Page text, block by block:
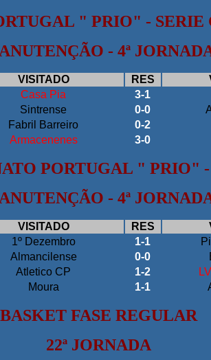
" PRIO" - SERIE
- 4ª
VISITADO RES
Casa Pia 3-1
Sintrense 0-0
Fabril Barreiro 0-2
Armacenenes 3-0
PORTUGAL " PRIO"
- 4ª
VISITADO RES
1º Dezembro 1-1
Almancilense 0-0
Atletico CP 1-2
Moura 1-1
BASKET FASE REGULAR
22ª JORNADA